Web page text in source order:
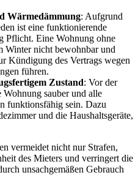
Wärmedämmung: Aufgrund
ist eine funktionierende
Pflicht. Eine Wohnung ohne
Winter nicht bewohnbar und
Kündigung des Vertrags wegen
führen.
Zustand: Vor der
Wohnung sauber und alle
funktionsfähig sein. Dazu
und die Haushaltsgeräte,
vermeidet nicht nur Strafen,
des Mieters und verringert die
unsachgemäßen Gebrauch